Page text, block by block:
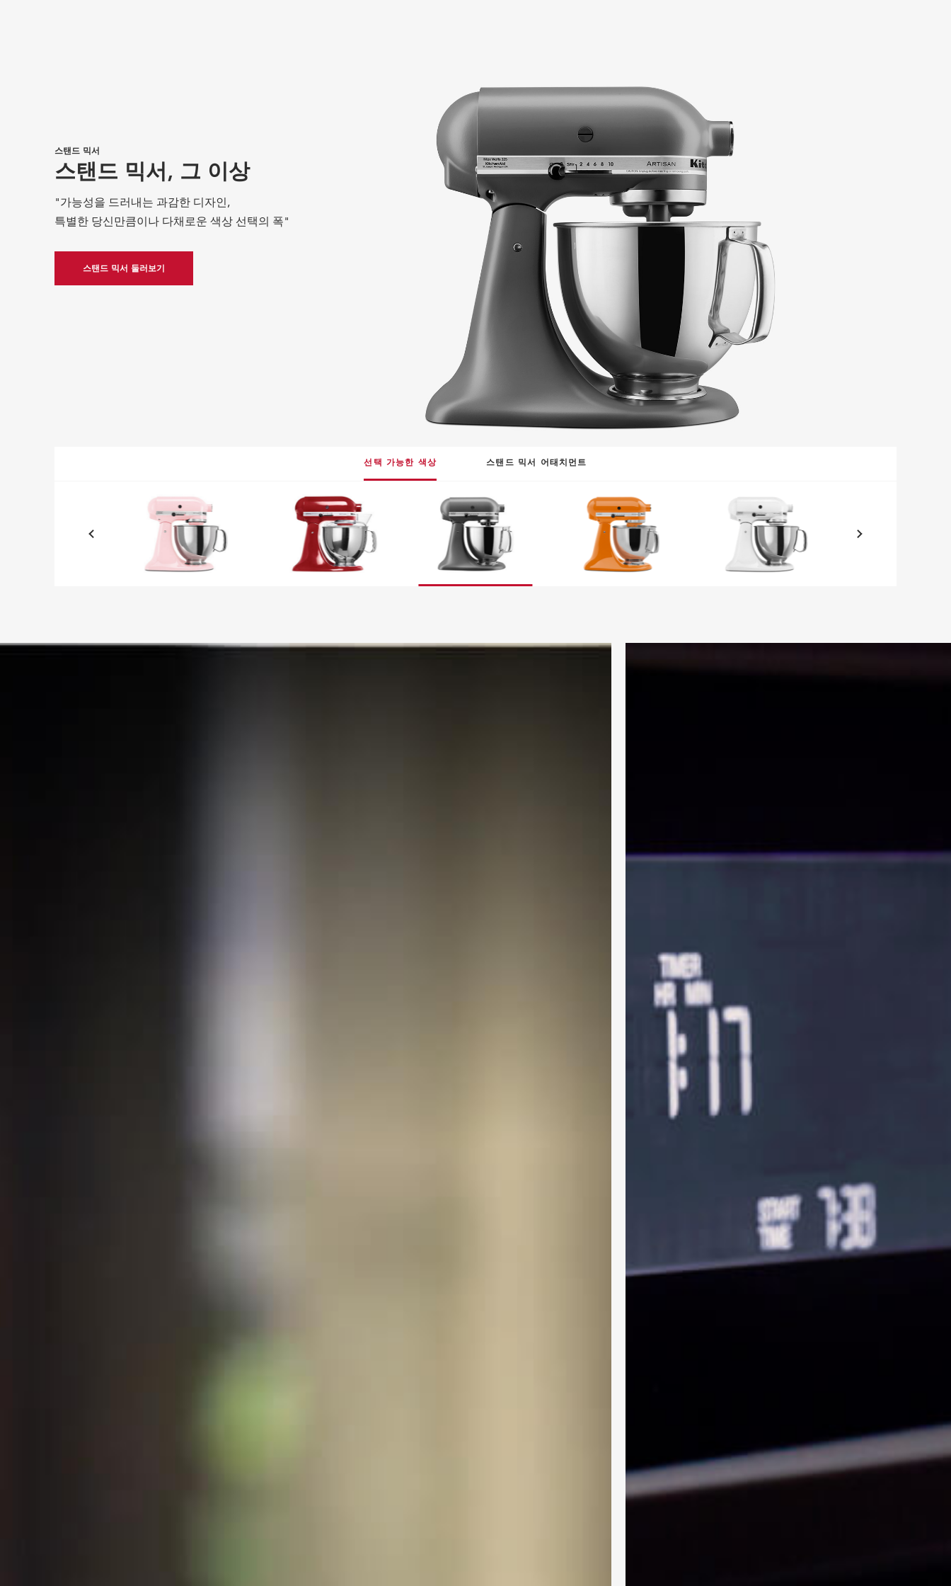
스탠드 믹서
스탠드 믹서, 그 이상
"가능성을 드러내는 과감한 디자인,
특별한 당신만큼이나 다채로운 색상 선택의 폭"
스탠드 믹서 둘러보기
여러분의 창의력을 펼쳐보
세요.
다양한 어태치먼트로 스탠드 믹서의 잠재력을
깨워보세요. 신선한 파스타에서 버거까지
어태치먼트 둘러보기
선택 가능한 색상 스탠드 믹서 어태치먼트